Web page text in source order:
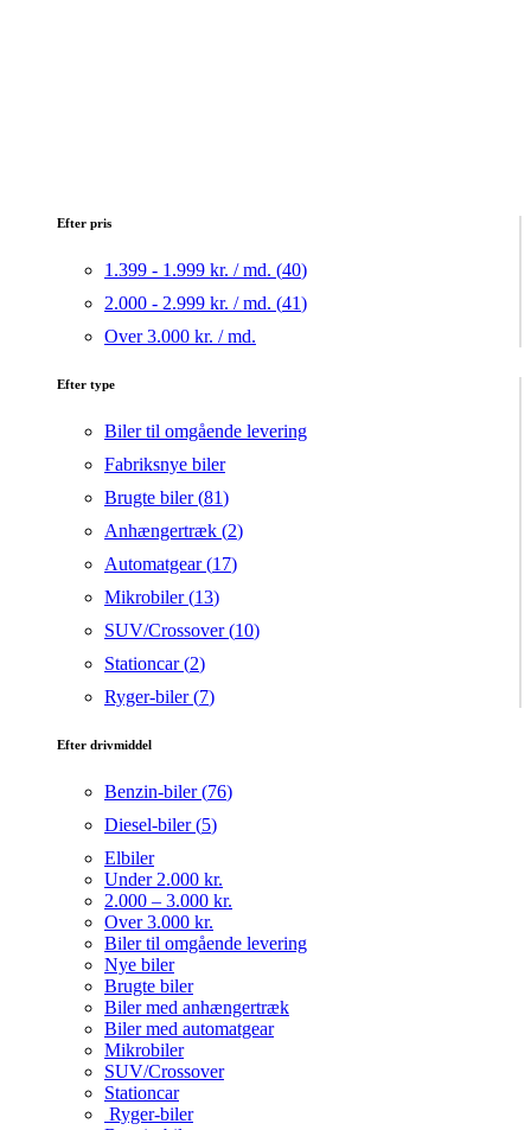
Efter pris
1.399 - 1.999 kr. / md. (40)
2.000 - 2.999 kr. / md. (41)
Over 3.000 kr. / md.
Efter type
Biler til omgående levering
Fabriksnye biler
Brugte biler (81)
Anhængertræk (2)
Automatgear (17)
Mikrobiler (13)
SUV/Crossover (10)
Stationcar (2)
Ryger-biler (7)
Efter drivmiddel
Benzin-biler (76)
Diesel-biler (5)
Elbiler
Under 2.000 kr.
2.000 – 3.000 kr.
Over 3.000 kr.
Biler til omgående levering
Nye biler
Brugte biler
Biler med anhængertræk
Biler med automatgear
Mikrobiler
SUV/Crossover
Stationcar
Ryger-biler